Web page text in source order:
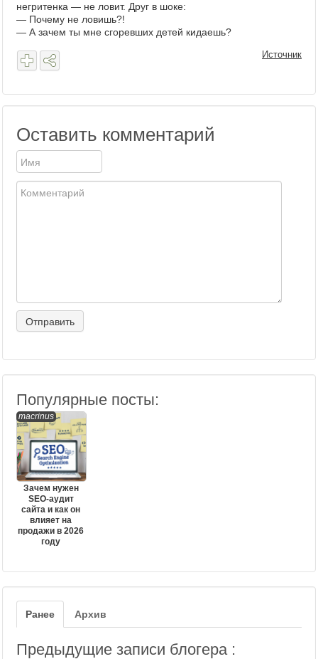
негритенка — не ловит. Друг в шоке:
— Почему не ловишь?!
— А зачем ты мне сгоревших детей кидаешь?
Источник
Оставить комментарий
Популярные посты:
macrinus
Зачем нужен
SEO-аудит
сайта и как он
влияет на
продажи в 2026
году
Ранее Архив
Предыдущие записи блогера :